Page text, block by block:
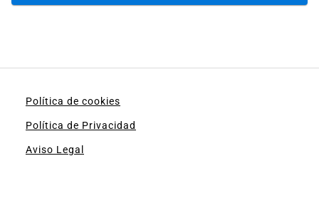
Política de cookies
Política de Privacidad
Aviso Legal